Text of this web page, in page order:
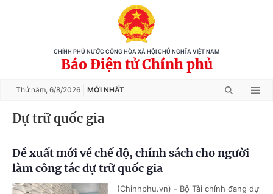
CHÍNH PHỦ NƯỚC CỘNG HÒA XÃ HỘI CHỦ NGHĨA VIỆT NAM
Báo Điện tử Chính phủ
Thứ năm, 6/8/2026 MỚI NHẤT
Dự trữ quốc gia
Đề xuất mới về chế độ, chính sách cho người
làm công tác dự trữ quốc gia
(Chinhphu.vn) - Bộ Tài chính đang dự